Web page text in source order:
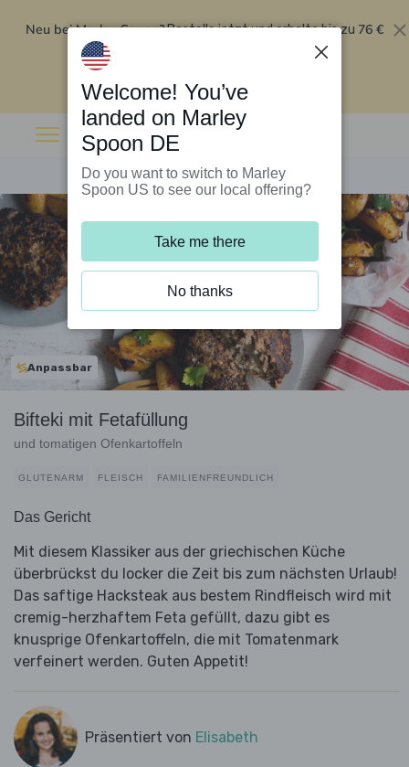
Neu bei Marley Spoon?Bestelle jetzt und erhalte bis zu 76 €
Rabatt auf deine ersten fünf Boxen
Anpassbar
Bifteki mit Fetafüllung
und tomatigen Ofenkartoffeln
GLUTENARM FLEISCH FAMILIENFREUNDLICH
Das Gericht
Mit diesem Klassiker aus der griechischen Küche
überbrückst du locker die Zeit bis zum nächsten Urlaub!
Das saftige Hacksteak aus bestem Rindfleisch wird mit
cremig-herzhaftem Feta gefüllt, dazu gibt es
knusprige Ofenkartoffeln, die mit Tomatenmark
verfeinert werden. Guten Appetit!
Präsentiert von Elisabeth
Welcome! You’ve
landed on Marley
Spoon DE
Do you want to switch to Marley
Spoon US to see our local offering?
Take me there
No thanks